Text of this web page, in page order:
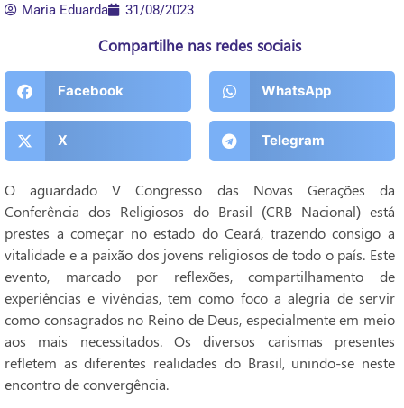
Maria Eduarda 31/08/2023
Compartilhe nas redes sociais
Facebook WhatsApp
X Telegram
O aguardado V Congresso das Novas Gerações da
Conferência dos Religiosos do Brasil (CRB Nacional) está
prestes a começar no estado do Ceará, trazendo consigo a
vitalidade e a paixão dos jovens religiosos de todo o país. Este
evento, marcado por reflexões, compartilhamento de
experiências e vivências, tem como foco a alegria de servir
como consagrados no Reino de Deus, especialmente em meio
aos mais necessitados. Os diversos carismas presentes
refletem as diferentes realidades do Brasil, unindo-se neste
encontro de convergência.